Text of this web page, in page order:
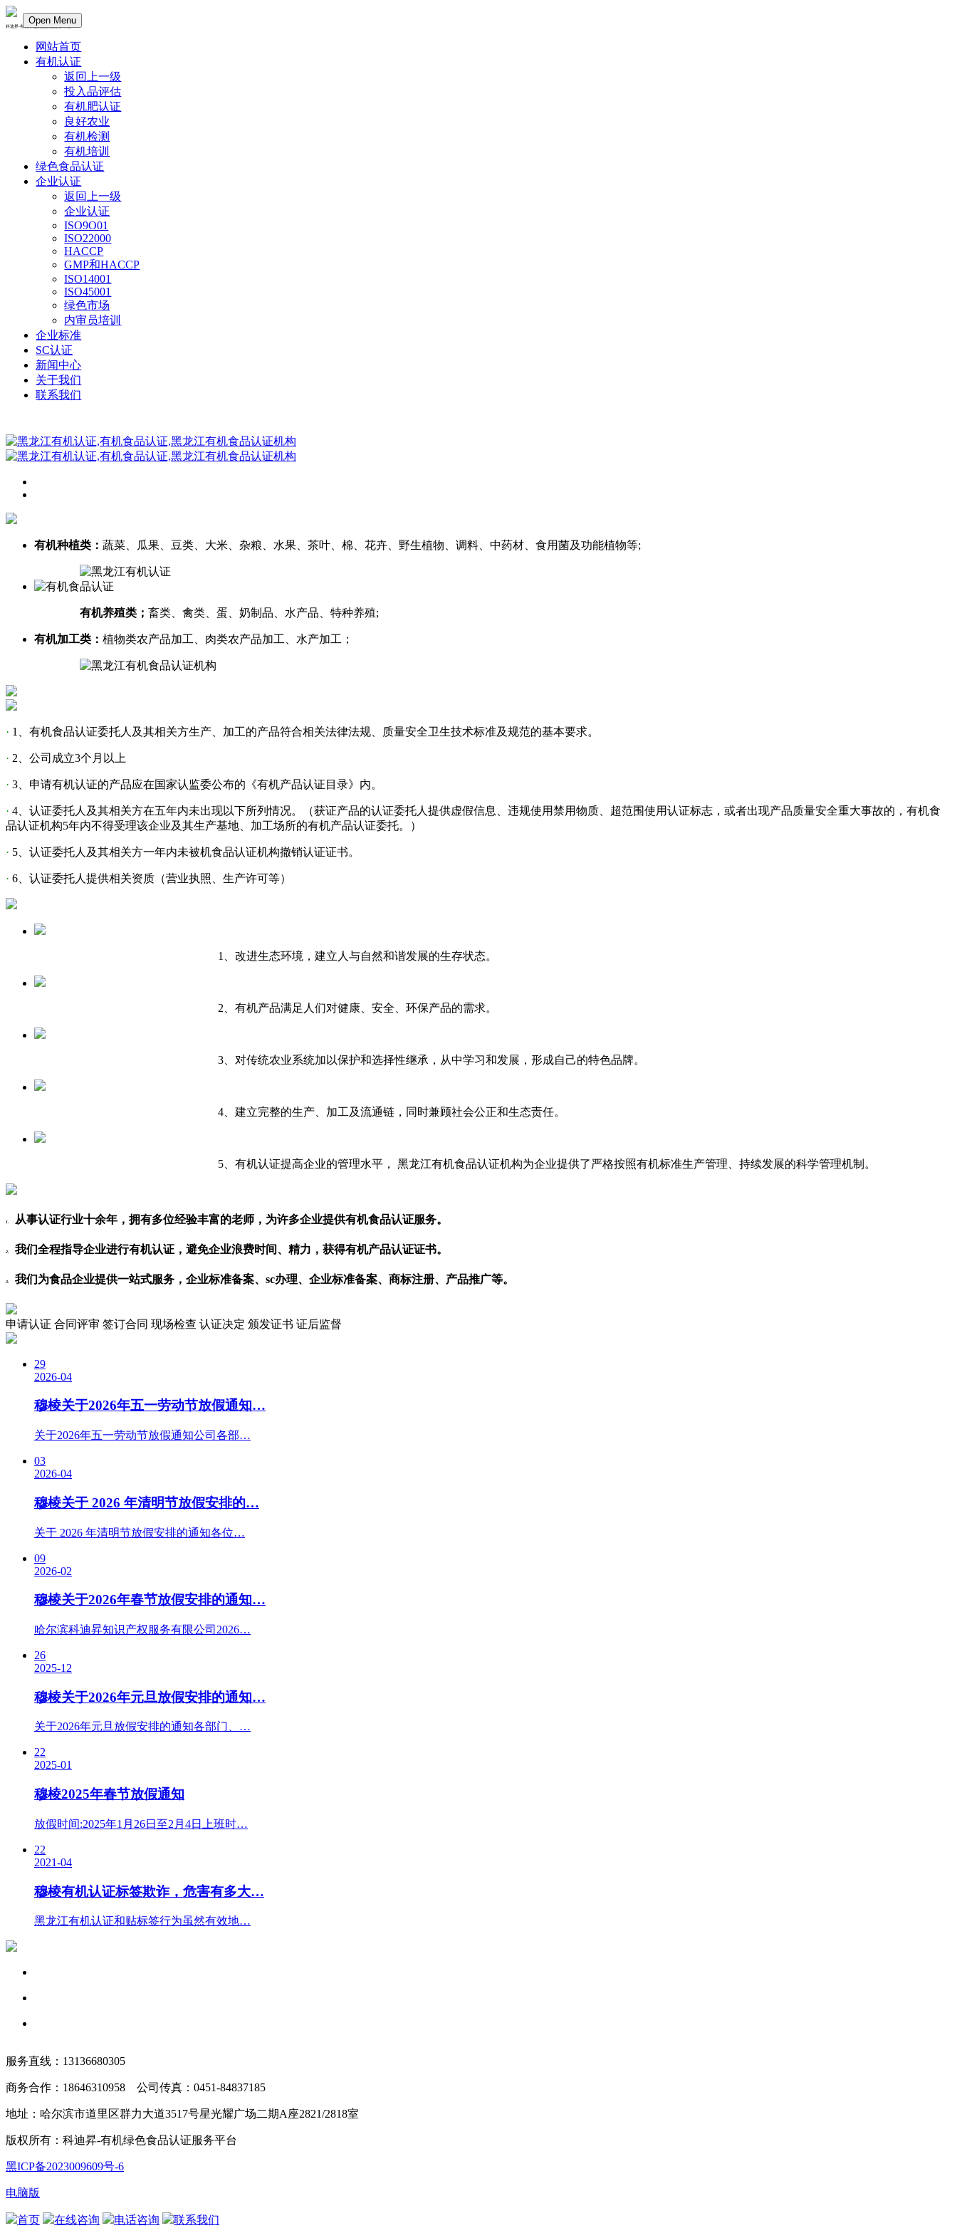
科迪昇-有机绿色食品认证服务平台
Open Menu
网站首页
有机认证
返回上一级
投入品评估
有机肥认证
良好农业
有机检测
有机培训
绿色食品认证
企业认证
返回上一级
企业认证
ISO9O01
ISO22000
HACCP
GMP和HACCP
ISO14001
ISO45001
绿色市场
内审员培训
企业标准
SC认证
新闻中心
关于我们
联系我们
有机种植类： 蔬菜、瓜果、豆类、大米、杂粮、水果、茶叶、棉、花卉、野生植物、调料、中药材、食用菌及功能植物等;
有机养殖类；畜类、禽类、蛋、奶制品、水产品、特种养殖;
有机加工类： 植物类农产品加工、肉类农产品加工、水产加工；
· 1、有机食品认证委托人及其相关方生产、加工的产品符合相关法律法规、质量安全卫生技术标准及规范的基本要求。
· 2、公司成立3个月以上
· 3、申请有机认证的产品应在国家认监委公布的《有机产品认证目录》内。
· 4、认证委托人及其相关方在五年内未出现以下所列情况。（获证产品的认证委托人提供虚假信息、违规使用禁用物质、超范围使用认证标志，或者出现产品质量安全重大事故的，有机食
品认证机构5年内不得受理该企业及其生产基地、加工场所的有机产品认证委托。）
· 5、认证委托人及其相关方一年内未被机食品认证机构撤销认证证书。
· 6、认证委托人提供相关资质（营业执照、生产许可等）
1、改进生态环境，建立人与自然和谐发展的生存状态。
2、有机产品满足人们对健康、安全、环保产品的需求。
3、对传统农业系统加以保护和选择性继承，从中学习和发展，形成自己的特色品牌。
4、建立完整的生产、加工及流通链，同时兼顾社会公正和生态责任。
5、有机认证提高企业的管理水平， 黑龙江有机食品认证机构为企业提供了严格按照有机标准生产管理、持续发展的科学管理机制。
1. 从事认证行业十余年，拥有多位经验丰富的老师，为许多企业提供有机食品认证服务。
2. 我们全程指导企业进行有机认证，避免企业浪费时间、精力，获得有机产品认证证书。
3. 我们为食品企业提供一站式服务，企业标准备案、sc办理、企业标准备案、商标注册、产品推广等。
申请认证 合同评审 签订合同 现场检查 认证决定 颁发证书 证后监督
29
2026-04
穆棱关于2026年五一劳动节放假通知…
关于2026年五一劳动节放假通知公司各部…
03
2026-04
穆棱关于 2026 年清明节放假安排的…
关于 2026 年清明节放假安排的通知各位…
09
2026-02
穆棱关于2026年春节放假安排的通知…
哈尔滨科迪昇知识产权服务有限公司2026…
26
2025-12
穆棱关于2026年元旦放假安排的通知…
关于2026年元旦放假安排的通知各部门、…
22
2025-01
穆棱2025年春节放假通知
放假时间:2025年1月26日至2月4日上班时…
22
2021-04
穆棱有机认证标签欺诈，危害有多大…
黑龙江有机认证和贴标签行为虽然有效地…
服务直线：13136680305
商务合作：18646310958 公司传真：0451-84837185
地址：哈尔滨市道里区群力大道3517号星光耀广场二期A座2821/2818室
版权所有：科迪昇-有机绿色食品认证服务平台
黑ICP备2023009609号-6
电脑版
首页 在线咨询 电话咨询 联系我们